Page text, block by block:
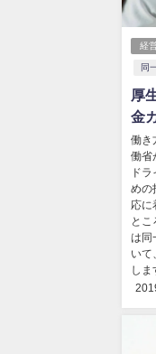
経
同
厚
金
解
働き
働省
ド
めの
応に
とこ
は同
いて
しま